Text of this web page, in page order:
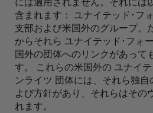
含まれます： ユナイテッド･フ
支部および米国外のグループ。
からそれら ユナイテッド･フォ
国外の団体へのリンクがあって
す。 これらの米国外の ユナイ
ンライツ 団体には、それら独
よび方針があり、それらはその
れます。